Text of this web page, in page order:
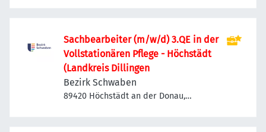
Sachbearbeiter (m/w/d) 3.QE in der
Vollstationären Pflege - Höchstädt
(Landkreis Dillingen
Bezirk Schwaben
89420 Höchstädt an der Donau,